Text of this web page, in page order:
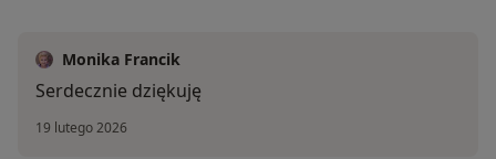
Pracujemy metodami:
– terapii indywidualną i grupową dla dorosłych, dzieci i
Monika Francik
Serdecznie dziękuję
19 lutego 2026